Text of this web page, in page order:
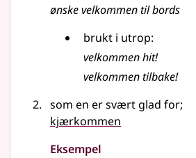
ønskevelkommentil bords
brukt i utrop:
velkommen hit!
velkommen tilbake!
som en er svært glad for;
kjærkommen
Eksempel